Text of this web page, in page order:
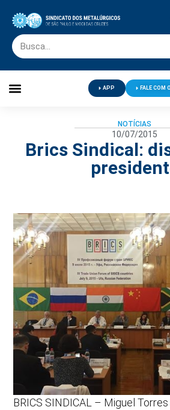
APP FALE COM
NOTÍCIAS
10/07/2015
Brics Sindical:
BRICS SINDICAL – Miguel